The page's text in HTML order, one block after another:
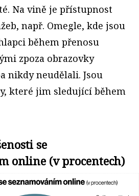
Na vině je přístupnost
např. Omegle, kde jsou
během přenosu
zpoza obrazovky
nikdy neudělali. Jsou
které jim sledující během
se
online (v procentech)